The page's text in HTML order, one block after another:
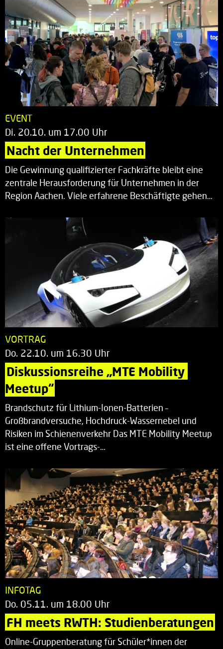
EVENT
Di. 20.10. um 17.00 Uhr
Nacht der Unternehmen
Die Gewinnung qualifizierter Fachkräfte bleibt eine
zentrale Herausforderung für Unternehmen in der
Region Aachen. Viele erfahrene Beschäftigte gehen…
VORTRAG
Do. 22.10. um 16.30 Uhr
Diskussionsreihe „MTE Mobility
Meetup“
Brandschutz für Lithium-Ionen-Batterien –
Großbrandversuche, Hochdruck-Wassernebel und
Risiken im Schienenverkehr Das MTE Mobility Meetup
ist eine offene Vortrags-…
INFOTAG
Do. 05.11. um 18.00 Uhr
FH meets RWTH: Studienberatungen
Online-Gruppenberatung für Schüler*innen der